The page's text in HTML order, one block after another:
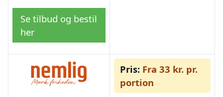
Se tilbud og bestil
her
Pris: Fra 33 kr. pr.
portion